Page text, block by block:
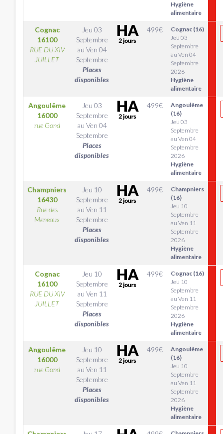
Hygiène
alimentaire
Cognac
16100
RUE DU XIV
JUILLET
Jeu 03
Septembre
au Ven 04
Septembre
Places
disponibles
499€
Cognac (16)
Jeu 03
Septembre
au Ven 04
Septembre
2026
Hygiène
alimentaire
Angoulême
16000
rue Gond
Jeu 03
Septembre
au Ven 04
Septembre
Places
disponibles
499€
Angoulême
(16)
Jeu 03
Septembre
au Ven 04
Septembre
2026
Hygiène
alimentaire
Champniers
16430
Rue des
Meneaux
Jeu 10
Septembre
au Ven 11
Septembre
Places
disponibles
499€
Champniers
(16)
Jeu 10
Septembre
au Ven 11
Septembre
2026
Hygiène
alimentaire
Cognac
16100
RUE DU XIV
JUILLET
Jeu 10
Septembre
au Ven 11
Septembre
Places
disponibles
499€
Cognac (16)
Jeu 10
Septembre
au Ven 11
Septembre
2026
Hygiène
alimentaire
Angoulême
16000
rue Gond
Jeu 10
Septembre
au Ven 11
Septembre
Places
disponibles
499€
Angoulême
(16)
Jeu 10
Septembre
au Ven 11
Septembre
2026
Hygiène
alimentaire